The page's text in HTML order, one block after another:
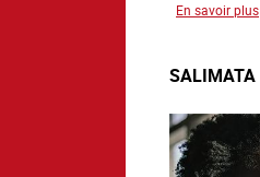
En savoir plus
SALIMATA